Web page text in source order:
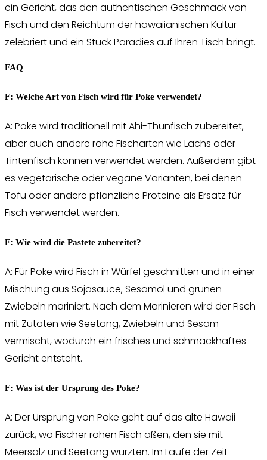
ein Gericht, das den authentischen Geschmack von
Fisch und den Reichtum der hawaiianischen Kultur
zelebriert und ein Stück Paradies auf Ihren Tisch bringt.
FAQ
F: Welche Art von Fisch wird für Poke verwendet?
A: Poke wird traditionell mit Ahi-Thunfisch zubereitet,
aber auch andere rohe Fischarten wie Lachs oder
Tintenfisch können verwendet werden. Außerdem gibt
es vegetarische oder vegane Varianten, bei denen
Tofu oder andere pflanzliche Proteine als Ersatz für
Fisch verwendet werden.
F: Wie wird die Pastete zubereitet?
A: Für Poke wird Fisch in Würfel geschnitten und in einer
Mischung aus Sojasauce, Sesamöl und grünen
Zwiebeln mariniert. Nach dem Marinieren wird der Fisch
mit Zutaten wie Seetang, Zwiebeln und Sesam
vermischt, wodurch ein frisches und schmackhaftes
Gericht entsteht.
F: Was ist der Ursprung des Poke?
A: Der Ursprung von Poke geht auf das alte Hawaii
zurück, wo Fischer rohen Fisch aßen, den sie mit
Meersalz und Seetang würzten. Im Laufe der Zeit